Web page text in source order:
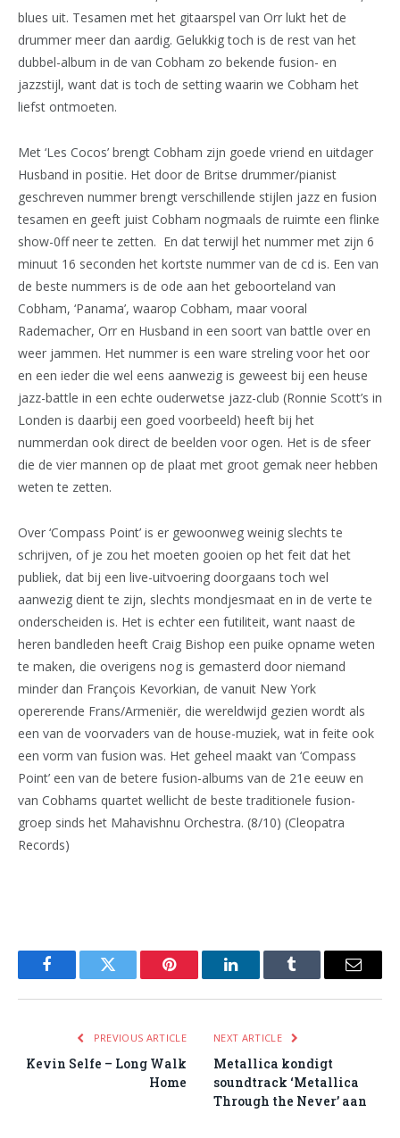
blues uit. Tesamen met het gitaarspel van Orr lukt het de
drummer meer dan aardig. Gelukkig toch is de rest van het
dubbel-album in de van Cobham zo bekende fusion- en
jazzstijl, want dat is toch de setting waarin we Cobham het
liefst ontmoeten.
Met ‘Les Cocos’ brengt Cobham zijn goede vriend en uitdager
Husband in positie. Het door de Britse drummer/pianist
geschreven nummer brengt verschillende stijlen jazz en fusion
tesamen en geeft juist Cobham nogmaals de ruimte een flinke
show-0ff neer te zetten. En dat terwijl het nummer met zijn 6
minuut 16 seconden het kortste nummer van de cd is. Een van
de beste nummers is de ode aan het geboorteland van
Cobham, ‘Panama’, waarop Cobham, maar vooral
Rademacher, Orr en Husband in een soort van battle over en
weer jammen. Het nummer is een ware streling voor het oor
en een ieder die wel eens aanwezig is geweest bij een heuse
jazz-battle in een echte ouderwetse jazz-club (Ronnie Scott’s in
Londen is daarbij een goed voorbeeld) heeft bij het
nummerdan ook direct de beelden voor ogen. Het is de sfeer
die de vier mannen op de plaat met groot gemak neer hebben
weten te zetten.
Over ‘Compass Point’ is er gewoonweg weinig slechts te
schrijven, of je zou het moeten gooien op het feit dat het
publiek, dat bij een live-uitvoering doorgaans toch wel
aanwezig dient te zijn, slechts mondjesmaat en in de verte te
onderscheiden is. Het is echter een futiliteit, want naast de
heren bandleden heeft Craig Bishop een puike opname weten
te maken, die overigens nog is gemasterd door niemand
minder dan François Kevorkian, de vanuit New York
opererende Frans/Armeniër, die wereldwijd gezien wordt als
een van de voorvaders van de house-muziek, wat in feite ook
een vorm van fusion was. Het geheel maakt van ‘Compass
Point’ een van de betere fusion-albums van de 21e eeuw en
van Cobhams quartet wellicht de beste traditionele fusion-
groep sinds het Mahavishnu Orchestra. (8/10) (Cleopatra
Records)
FacebookTwitter Pinterest LinkedInTumblr Email
PREVIOUS ARTICLE
Kevin Selfe – Long Walk
Home
NEXT ARTICLE
Metallica kondigt
soundtrack ‘Metallica
Through the Never’ aan